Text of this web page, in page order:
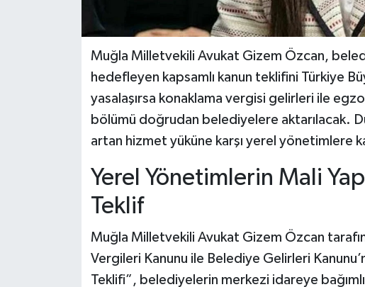
Muğla Milletvekili Avukat Gizem Özcan,
hedefleyen kapsamlı kanun teklifini Türkiye
yasalaşırsa konaklama vergisi gelirleri ile
bölümü doğrudan belediyelere aktarılacak.
artan hizmet yüküne karşı yerel yönetimlere
Yerel Yönetimlerin Mali
Teklif
Muğla Milletvekili Avukat Gizem Özcan
Vergileri Kanunu ile Belediye Gelirleri
Teklifi”, belediyelerin merkezi idareye